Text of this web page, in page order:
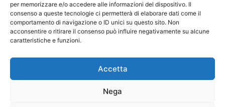
per memorizzare e/o accedere alle informazioni del dispositivo. Il
consenso a queste tecnologie ci permetterà di elaborare dati come il
comportamento di navigazione o ID unici su questo sito. Non
acconsentire o ritirare il consenso può influire negativamente su alcune
caratteristiche e funzioni.
Accetta
Nega
Federazione Nazionale Degli Ordini dei Biologi:
codice fiscale 80069130583
Responsabile sito internet www.fnob.it: Vincenzo